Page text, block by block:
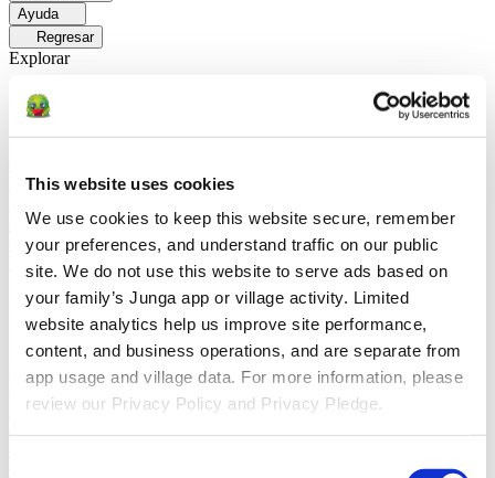
This website uses cookies
We use cookies to keep this website secure, remember
your preferences, and understand traffic on our public
site. We do not use this website to serve ads based on
your family’s Junga app or village activity. Limited
website analytics help us improve site performance,
content, and business operations, and are separate from
app usage and village data. For more information, please
review our Privacy Policy and Privacy Pledge.
Ayuda
Regresar
Explorar
Soluciones
Para Los PapásDescubre cómo los papás facilitan las rutinas
EducadoresDescubra cómo los educadores mejoran el aprendizaje
cómo Junga ayuda a los terapeutas a fomentar entornos positivos en
el hogar.
Para Grupos SocialesDescubre cómo los grupos sociales
fomentan la participación comunitaria con Junga.
Comparar
Junga contra Greenlight Greenlight combina una tarjeta de débito
supervisada con herramientas educativas para enseñar a los niños a
administrar su presupuesto, ahorrar e invertir.
Junga contra Acorns
EarlyAcorns Early ayuda a los padres a enseñar a sus hijos sobre
ClassDojo ayuda a los maestros, los estudiantes y las